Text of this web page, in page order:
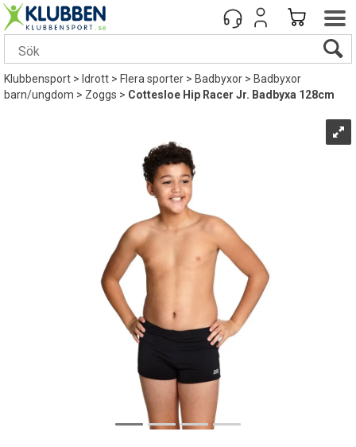
Klubbensport> Idrott>Flera sporter>Badbyxor>Badbyxor
barn/ungdom>Zoggs>Cottesloe Hip Racer Jr. Badbyxa 128cm